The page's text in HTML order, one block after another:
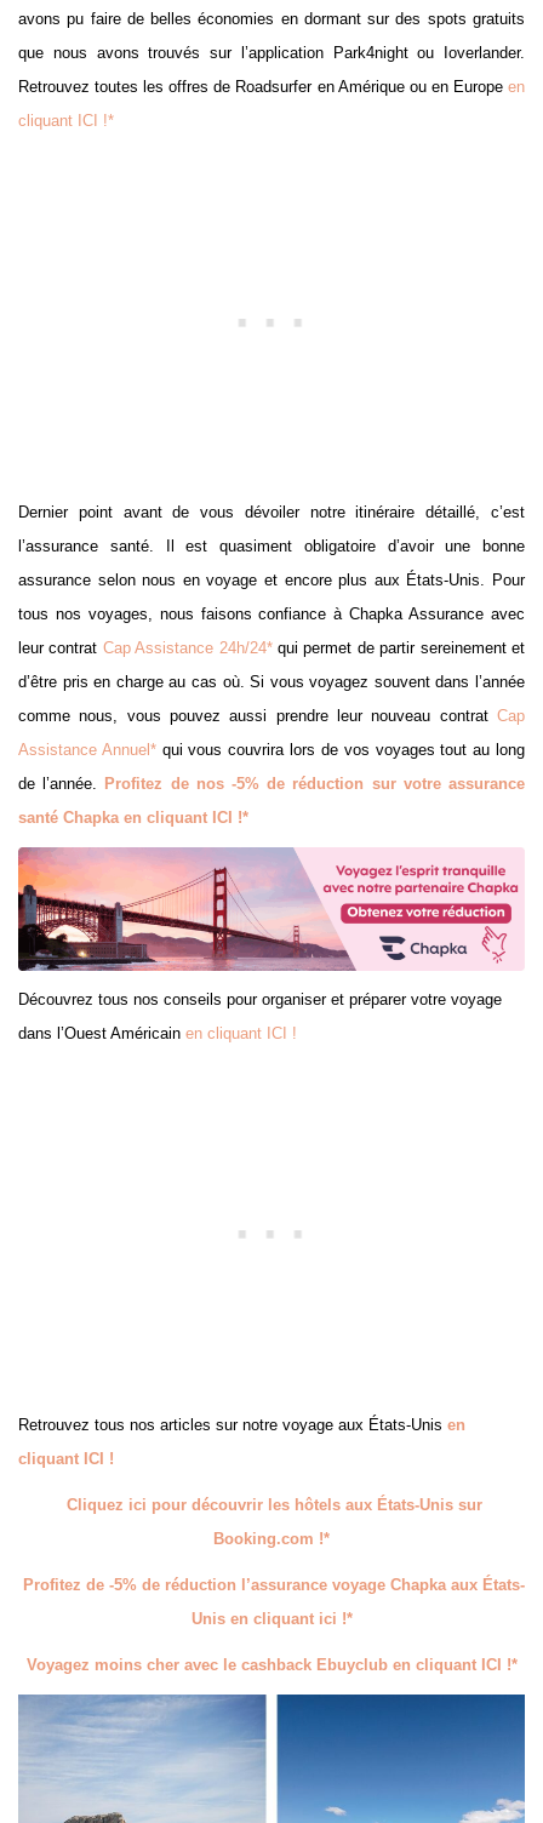
avons pu faire de belles économies en dormant sur des spots gratuits
que nous avons trouvés sur l’application Park4night ou Ioverlander.
Retrouvez toutes les offres de Roadsurfer en Amérique ou en Europe en
cliquant ICI !*
Dernier point avant de vous dévoiler notre itinéraire détaillé, c’est
l’assurance santé. Il est quasiment obligatoire d’avoir une bonne
assurance selon nous en voyage et encore plus aux États-Unis. Pour
tous nos voyages, nous faisons confiance à Chapka Assurance avec
leur contrat Cap Assistance 24h/24*qui permet de partir sereinement et
d’être pris en charge au cas où. Si vous voyagez souvent dans l’année
comme nous, vous pouvez aussi prendre leur nouveau contrat Cap
Assistance Annuel*qui vous couvrira lors de vos voyages tout au long
de l’année. Profitez de nos -5% de réduction sur votre assurance
santé Chapka en cliquant ICI !*
Découvrez tous nos conseils pour organiser et préparer votre voyage
dans l’Ouest Américain en cliquant ICI !
Retrouvez tous nos articles sur notre voyage aux États-Unis en
cliquant ICI !
Cliquez ici pour découvrir les hôtels aux États-Unis sur
Booking.com !*
Profitez de -5% de réduction l’assurance voyage Chapka aux États-
Unis en cliquant ici !*
Voyagez moins cher avec le cashback Ebuyclub en cliquant ICI !*